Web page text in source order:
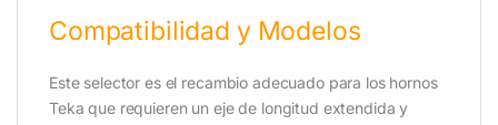
Compatibilidad y Modelos
Este selector es el recambio adecuado para los hornos
Teka que requieren un eje de longitud extendida y